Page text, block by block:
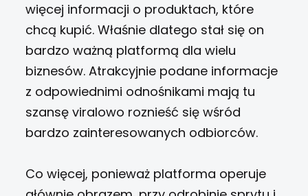
więcej informacji o produktach, które
chcą kupić. Właśnie dlatego stał się on
bardzo ważną platformą dla wielu
biznesów. Atrakcyjnie podane informacje
z odpowiednimi odnośnikami mają tu
szansę viralowo roznieść się wśród
bardzo zainteresowanych odbiorców.
Co więcej, ponieważ platforma operuje